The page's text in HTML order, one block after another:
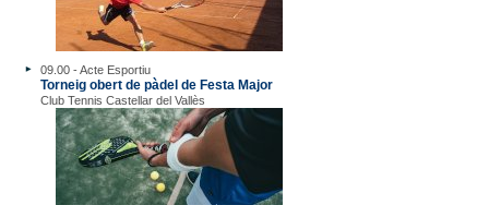
09.00 - Acte Esportiu
Torneig obert de pàdel de Festa Major
Club Tennis Castellar del Vallès